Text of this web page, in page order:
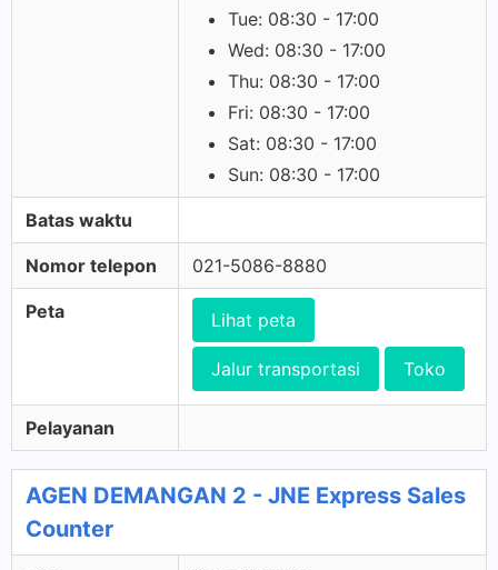
Tue: 08:30 - 17:00
Wed: 08:30 - 17:00
Thu: 08:30 - 17:00
Fri: 08:30 - 17:00
Sat: 08:30 - 17:00
Sun: 08:30 - 17:00
Batas waktu
Nomor telepon 021-5086-8880
Peta Lihat peta
Jalur transportasi Toko
Pelayanan
AGEN DEMANGAN 2 - JNE Express Sales
Counter